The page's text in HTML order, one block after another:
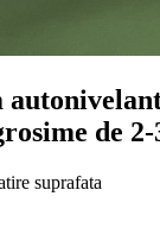
de
suprafata